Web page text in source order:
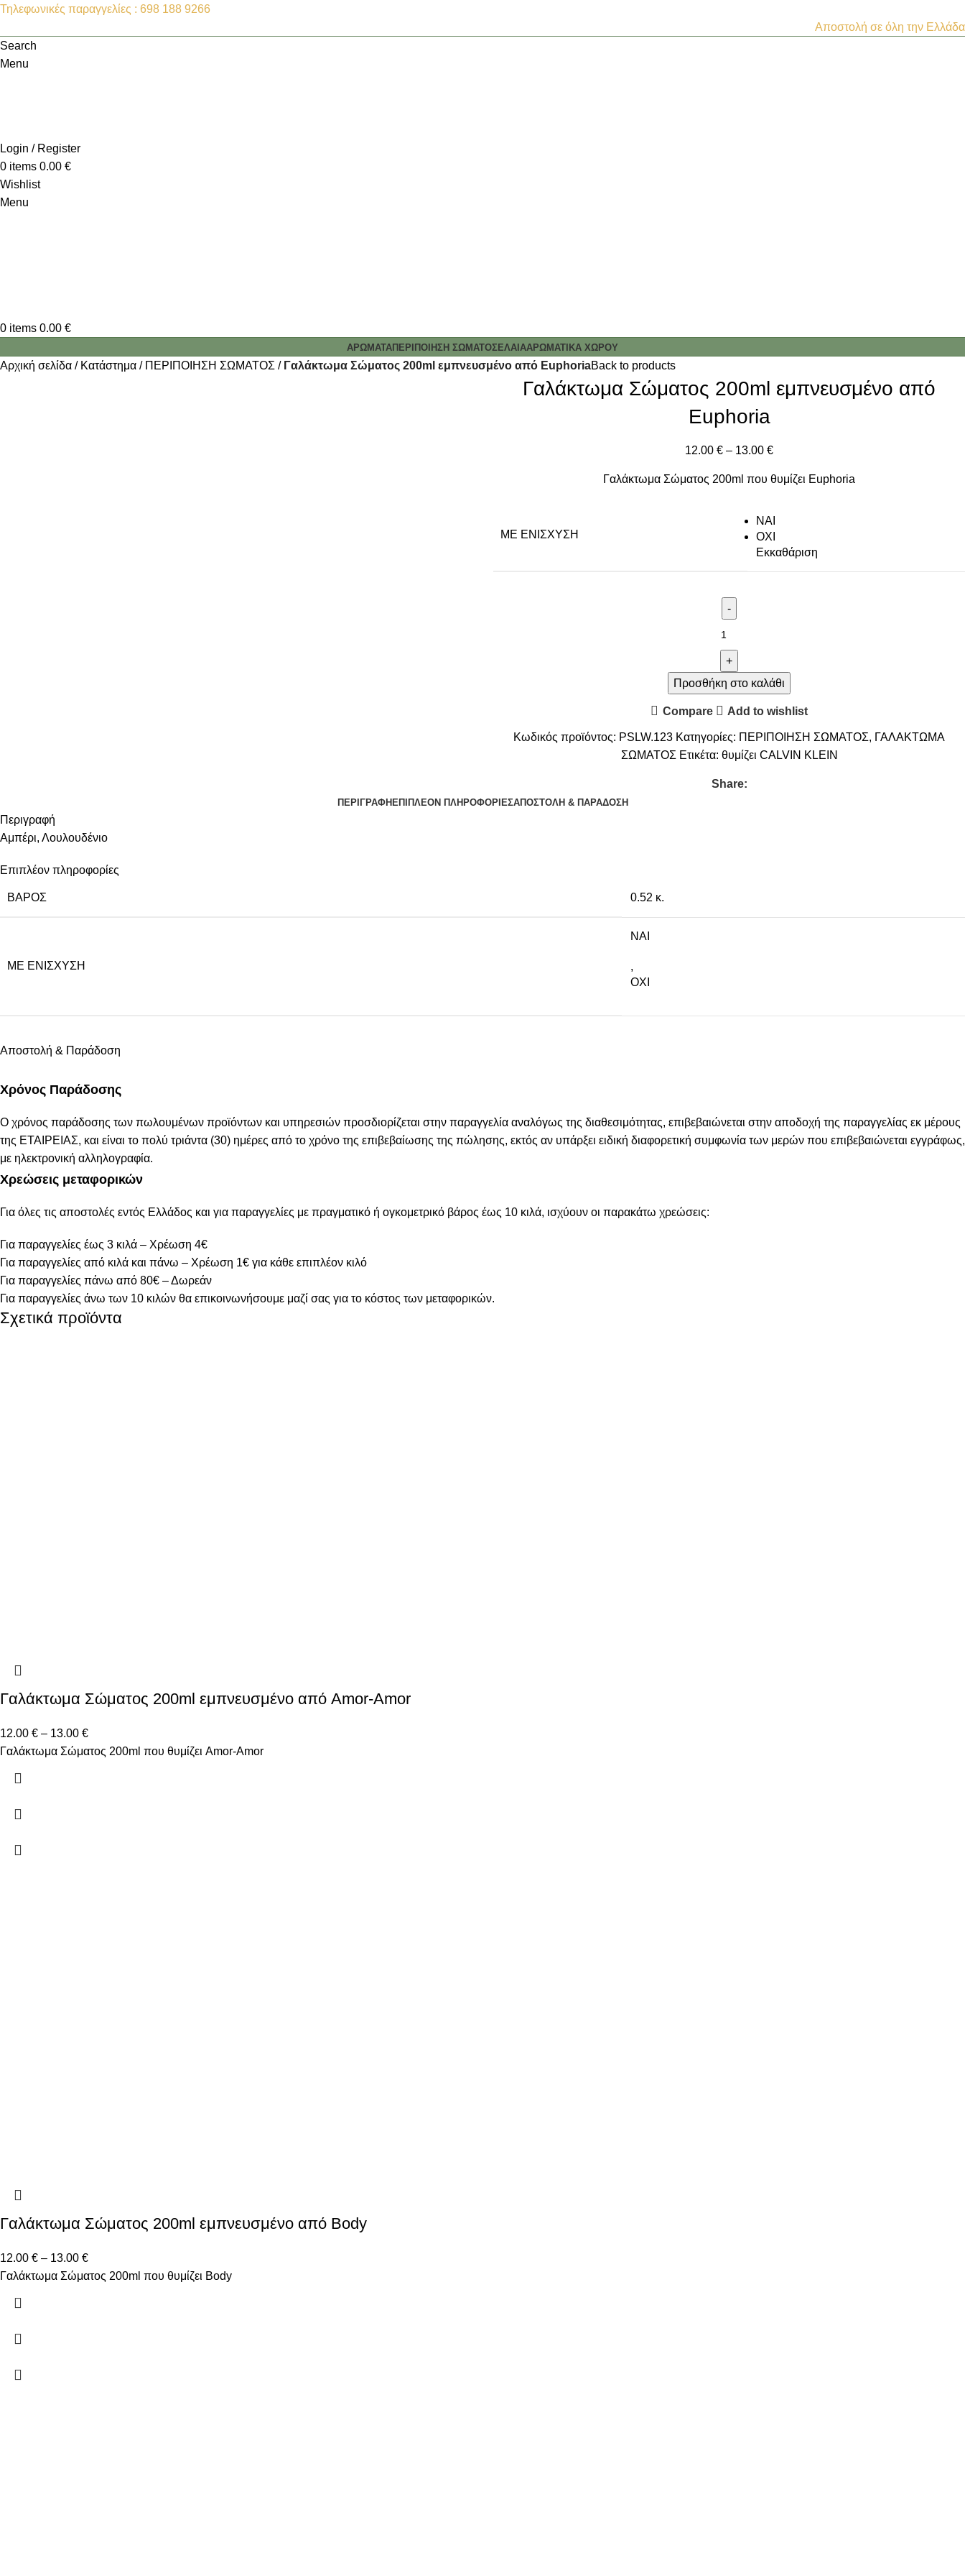
Τηλεφωνικές παραγγελίες : 698 188 9266
Αποστολή σε όλη την Ελλάδα
Search
Menu
Login / Register
0 items 0.00 €
Wishlist
Menu
0 items 0.00 €
ΑΡΩΜΑΤΑΠΕΡΙΠΟΙΗΣΗ ΣΩΜΑΤΟΣ ΕΛΑΙΑΑΡΩΜΑΤΙΚΑ ΧΩΡΟΥ
Αρχική σελίδα Κατάστημα ΠΕΡΙΠΟΙΗΣΗ ΣΩΜΑΤΟΣ Γαλάκτωμα Σώματος 200ml εμπνευσμένο από EuphoriaBack to products
Γαλάκτωμα Σώματος 200ml εμπνευσμένο από
Euphoria
12.00 € – 13.00 €
Γαλάκτωμα Σώματος 200ml που θυμίζει Euphoria
ΜΕ ΕΝΊΣΧΥΣΗ
NAI
ΟΧΙ
Εκκαθάριση
Προσθήκη στο καλάθι
Compare Add to wishlist
Κωδικός προϊόντος: PSLW.123 Κατηγορίες: ΠΕΡΙΠΟΙΗΣΗ ΣΩΜΑΤΟΣ, ΓΑΛΑΚΤΩΜΑ
ΣΩΜΑΤΟΣ Ετικέτα: θυμίζει CALVIN KLEIN
Share:
ΠΕΡΙΓΡΑΦΉ ΕΠΙΠΛΈΟΝ ΠΛΗΡΟΦΟΡΊΕΣΑΠΟΣΤΟΛΉ & ΠΑΡΆΔΟΣΗ
Περιγραφή
Αμπέρι, Λουλουδένιο
Επιπλέον πληροφορίες
ΒΆΡΟΣ 0.52 κ.
ΜΕ ΕΝΊΣΧΥΣΗ
NAI
,
ΟΧΙ
Αποστολή & Παράδοση
Χρόνος Παράδοσης
Ο χρόνος παράδοσης των πωλουμένων προϊόντων και υπηρεσιών προσδιορίζεται στην παραγγελία αναλόγως της διαθεσιμότητας, επιβεβαιώνεται στην αποδοχή της παραγγελίας εκ μέρους
της ΕΤΑΙΡΕΙΑΣ, και είναι το πολύ τριάντα (30) ημέρες από το χρόνο της επιβεβαίωσης της πώλησης, εκτός αν υπάρξει ειδική διαφορετική συμφωνία των μερών που επιβεβαιώνεται εγγράφως,
με ηλεκτρονική αλληλογραφία.
Χρεώσεις μεταφορικών
Για όλες τις αποστολές εντός Ελλάδος και για παραγγελίες με πραγματικό ή ογκομετρικό βάρος έως 10 κιλά, ισχύουν οι παρακάτω χρεώσεις:
Για παραγγελίες έως 3 κιλά – Χρέωση 4€
Για παραγγελίες από κιλά και πάνω – Χρέωση 1€ για κάθε επιπλέον κιλό
Για παραγγελίες πάνω από 80€ – Δωρεάν
Για παραγγελίες άνω των 10 κιλών θα επικοινωνήσουμε μαζί σας για το κόστος των μεταφορικών.
Σχετικά προϊόντα
Γαλάκτωμα Σώματος 200ml εμπνευσμένο από Amor-Amor
12.00 € – 13.00 €
Γαλάκτωμα Σώματος 200ml που θυμίζει Amor-Amor
Γαλάκτωμα Σώματος 200ml εμπνευσμένο από Body
12.00 € – 13.00 €
Γαλάκτωμα Σώματος 200ml που θυμίζει Body